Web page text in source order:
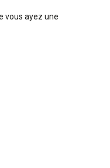
vous ayez une